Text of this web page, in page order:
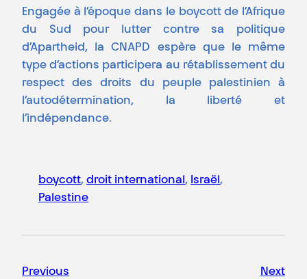
Engagée à l’époque dans le boycott de l’Afrique
du Sud pour lutter contre sa politique
d’Apartheid, la CNAPD espère que le même
type d’actions participera au rétablissement du
respect des droits du peuple palestinien à
l’autodétermination, la liberté et
l’indépendance.
boycott, droit international , Israël
Palestine
Previous Next